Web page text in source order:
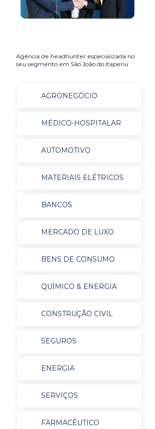
Agência de headhunter especializada no
seu segmento em São João do Itaperiú
AGRONEGÓCIO
MÉDICO-HOSPITALAR
AUTOMOTIVO
MATERIAIS ELÉTRICOS
BANCOS
MERCADO DE LUXO
BENS DE CONSUMO
QUÍMICO & ENERGIA
CONSTRUÇÃO CIVIL
SEGUROS
ENERGIA
SERVIÇOS
FARMACÊUTICO